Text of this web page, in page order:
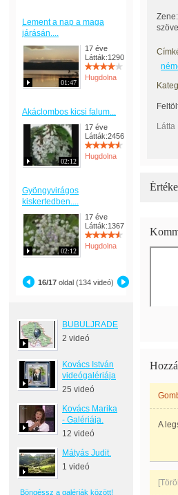
Lement a nap a maga
járásán....
01:47
17 éve
Látták:1290
Hugdolna
Akáclombos kicsi falum...
02:12
17 éve
Látták:2456
Hugdolna
Gyöngyvirágos
kiskertedben....
02:12
17 éve
Látták:1367
Hugdolna
16/17 oldal (134 videó)
BUBULJRADE
2 videó
Kovács István
videógalériája
25 videó
Kovács Marika
- Galériája.
12 videó
Mátyás Judit.
1 videó
Böngéssz a galériák között!
Látta
A